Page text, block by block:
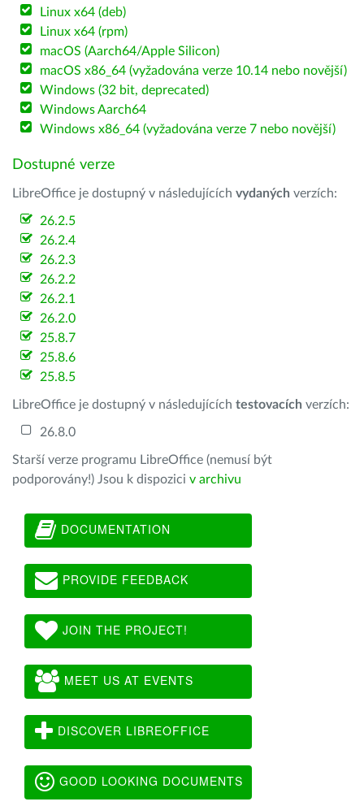
Linux x64 (deb)
Linux x64 (rpm)
macOS (Aarch64/Apple Silicon)
macOS x86_64 (vyžadována verze 10.14 nebo novější)
Windows (32 bit, deprecated)
Windows Aarch64
Windows x86_64 (vyžadována verze 7 nebo novější)
Dostupné verze
LibreOffice je dostupný v následujících vydaných verzích:
26.2.5
26.2.4
26.2.3
26.2.2
26.2.1
26.2.0
25.8.7
25.8.6
25.8.5
LibreOffice je dostupný v následujících testovacích verzích:
26.8.0
Starší verze programu LibreOffice (nemusí být
podporovány!) Jsou k dispozici v archivu
DOCUMENTATION
PROVIDE FEEDBACK
JOIN THE PROJECT!
MEET US AT EVENTS
DISCOVER LIBREOFFICE
GOOD LOOKING DOCUMENTS